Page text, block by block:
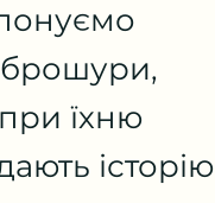
брошури,
їхню
історію